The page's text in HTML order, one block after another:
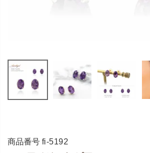
商品番号 fi-5192